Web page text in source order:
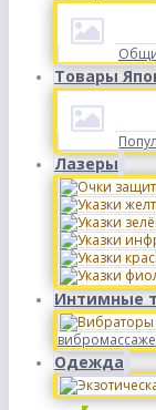
Товары
Лазеры
Интимные
Одежда